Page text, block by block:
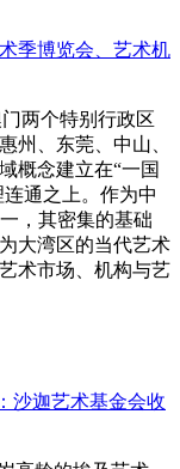
季博览会、艺术机
两个特别行政区
州、东莞、中山、
概念建立在“一国
通之上。作为中
，其密集的基础
大湾区的当代艺术
术市场、机构与艺
沙迦艺术基金会收